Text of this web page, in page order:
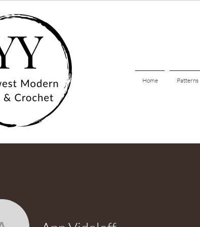
Home Patterns